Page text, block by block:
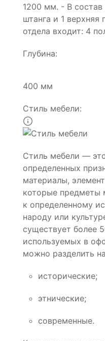
1200 мм. - В состав
штанга и 1 верхняя
отдела входит: 4
Глубина:
400 мм
Стиль мебели:
Стиль мебели —
определенных
материалы,
которые предметы
к определенному
народу или
существует более
используемых в
можно разделить
исторические;
этнические;
современные.